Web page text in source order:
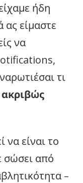
ήδη
ας είμαστε
να
τι
ακριβώς
να είναι το
από
–